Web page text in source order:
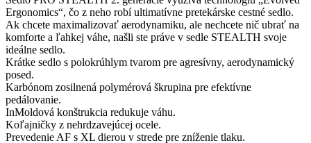
Ergonomics“, čo z neho robí ultimatívne pretekárske cestné sedlo.
Ak chcete maximalizovať aerodynamiku, ale nechcete nič ubrať na
komforte a ľahkej váhe, našli ste práve v sedle STEALTH svoje
ideálne sedlo.
Krátke sedlo s polokrúhlym tvarom pre agresívny, aerodynamický
posed.
Karbónom zosilnená polymérová škrupina pre efektívne
pedálovanie.
InMoldová konštrukcia redukuje váhu.
Koľajničky z nehrdzavejúcej ocele.
Prevedenie AF s XL dierou v strede pre zníženie tlaku.